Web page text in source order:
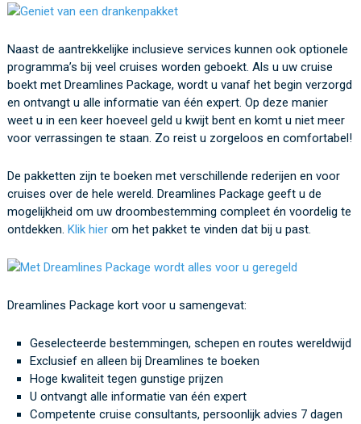
Naast de aantrekkelijke inclusieve services kunnen ook optionele
programma’s bij veel cruises worden geboekt. Als u uw cruise
boekt met Dreamlines Package, wordt u vanaf het begin verzorgd
en ontvangt u alle informatie van één expert. Op deze manier
weet u in een keer hoeveel geld u kwijt bent en komt u niet meer
voor verrassingen te staan. Zo reist u zorgeloos en comfortabel!
De pakketten zijn te boeken met verschillende rederijen en voor
cruises over de hele wereld. Dreamlines Package geeft u de
mogelijkheid om uw droombestemming compleet én voordelig te
ontdekken. Klik hierom het pakket te vinden dat bij u past.
Dreamlines Package kort voor u samengevat:
Geselecteerde bestemmingen, schepen en routes wereldwijd
Exclusief en alleen bij Dreamlines te boeken
Hoge kwaliteit tegen gunstige prijzen
U ontvangt alle informatie van één expert
Competente cruise consultants, persoonlijk advies 7 dagen